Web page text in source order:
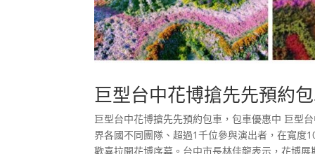
巨型台中花博搶先先預約
巨型台中花博搶先先預約包車，包車優惠中 巨型
界各國不同團隊、超過1千位參與演出者，在寬度
歡喜拉開花博序幕。台中市長林佳龍表示，花博